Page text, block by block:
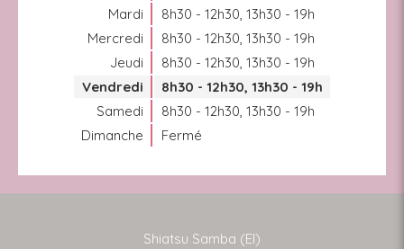
Mardi
8h30 - 12h30, 13h30 - 19h
Mercredi
8h30 - 12h30, 13h30 - 19h
Jeudi
8h30 - 12h30, 13h30 - 19h
Vendredi
8h30 - 12h30, 13h30 - 19h
Samedi
8h30 - 12h30, 13h30 - 19h
Dimanche
Fermé
Shiatsu Samba (EI)